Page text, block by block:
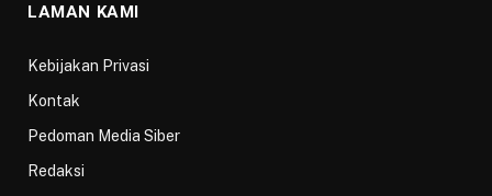
LAMAN KAMI
Kebijakan Privasi
Kontak
Pedoman Media Siber
Redaksi